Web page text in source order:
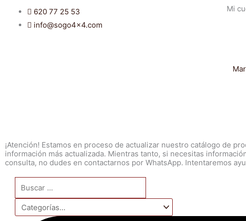
620 77 25 53
info@sogo4x4.com
Mi
¡Atención! Estamos en proceso de actualizar nuestro catálogo de
información más actualizada. Mientras tanto, si necesitas
consulta, no dudes en contactarnos por WhatsApp. Intentaremos
Search
...